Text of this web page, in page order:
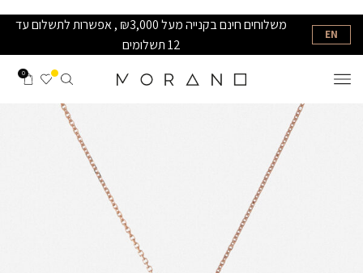
EN
משלוחים חינם בקנייה מעל ₪3,000 , אפשרות לתשלום עד
12 תשלומים
0